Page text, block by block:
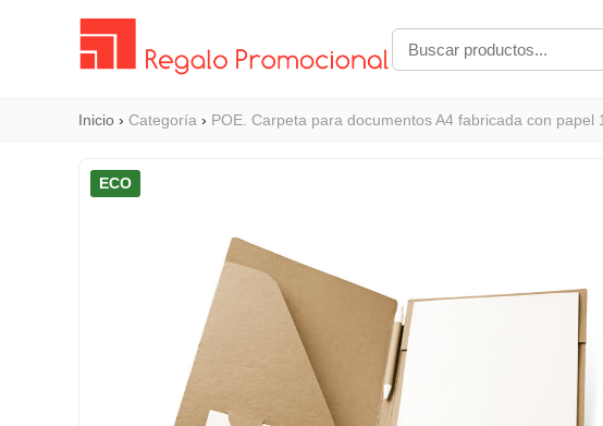
Inicio › Categoría › POE. Carpeta para documentos A4 fabricada con papel
ECO